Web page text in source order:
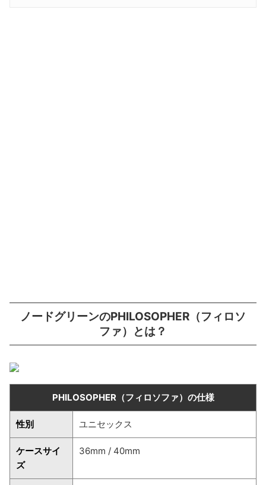
ノードグリーンのPHILOSOPHER（フィロソ
ファ）とは？
PHILOSOPHER（フィロソファ）の仕様
性別 ユニセックス
ケースサイ
ズ
36mm / 40mm